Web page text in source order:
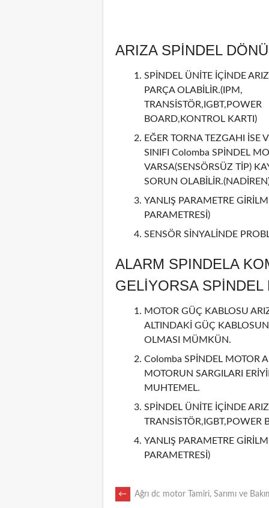
ARIZA SPİNDEL
SPİNDEL ÜNİTE İÇİNDE
PARÇA OLABİLİR.(IPM,
TRANSİSTÖR,IGBT,POWER
BOARD,KONTROL KARTI)
EĞER TORNA TEZGAHI İSE
SINIFI Colomba SPİNDEL
VARSA(SENSÖRSÜZ TİP)
SORUN
YANLIŞ PARAMETRE
PARAMETRESİ)
SENSÖR SİNYALİNDE
ALARM SPINDELA
GELİYORSA SPİNDEL
MOTOR GÜÇ KABLOSU
ALTINDAKİ GÜÇ
OLMASI MÜMKÜN.
Colomba SPİNDEL MOTOR
MOTORUN SARGILARI
MUHTEMEL.
SPİNDEL ÜNİTE İÇİNDE
TRANSİSTÖR,IGBT,POWER
YANLIŞ PARAMETRE
PARAMETRESİ)
POST
← Ağrı dc motor Tamiri, Sarımı ve